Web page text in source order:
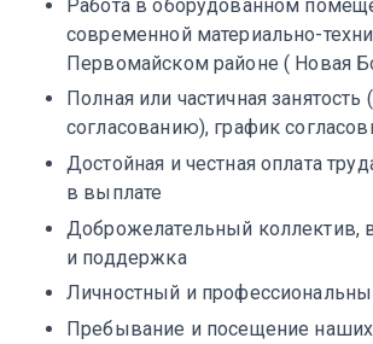
Работа в оборудованном
современной материально-
Первомайском районе ( Новая
Полная или частичная занятость
согласованию), график
Достойная и честная оплата
в выплате
Доброжелательный коллектив,
и поддержка
Личностный и
Пребывание и посещение